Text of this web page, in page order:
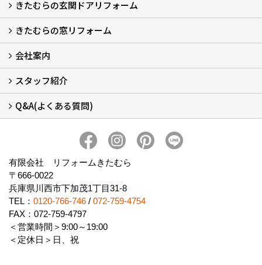
玄関ドアリフォーム
玄関引戸リフォーム
勝手口ドアリフォーム
窓リフォーム
きたむらの玄関ドアリフォーム
玄関ドアリフォームについて
リシェントについて (23)
・玄関ドアバリエーション (52)
・玄関引戸バリエーション (44)
・勝手口ドアバリエーション (11)
安心の自社施工
無料点検
保証について
価格について
概算見積について (2)
きたむらの窓リフォーム
窓リフォームについて (5)
・内窓設置-LIXILインプラス
・内窓設置-AGCまどまど
・窓交換
・エコガラス交換
・防犯・防災ガラス交換
会社案内
会社概要 (2)
ブログ
アクセス
施工エリア
施工までの流れ
SNSインフォメーション
チャット機能
オンライン打合わせ
補助金について (2)
スタッフ紹介
スタッフ紹介
Q&A(よくある質問)
有限会社 リフォームきたむら
〒666-0022
兵庫県川西市下加茂1丁目31-8
TEL： 0120-766-746 / 072-759-4754
FAX：072-759-4797
＜営業時間＞9:00～19:00
＜定休日＞日、祝